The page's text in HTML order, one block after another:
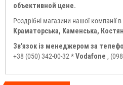
объективной цене.
Роздрібні магазини нашої компанії в
Краматорська, Каменська,
Зв'язок із менеджером за
+38 (050) 342-00-32 *Vodafone ,